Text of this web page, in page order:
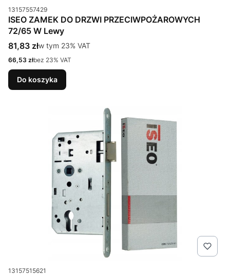
Kod produktu
13157557429
ISEO ZAMEK DO DRZWI PRZECIWPOŻAROWYCH
72/65 W Lewy
Cena brutto
81,83 złw tym %s VAT
w tym 23% VAT
Cena netto
66,53 złbez 23% VAT
Do koszyka
Kod produktu
13157515621